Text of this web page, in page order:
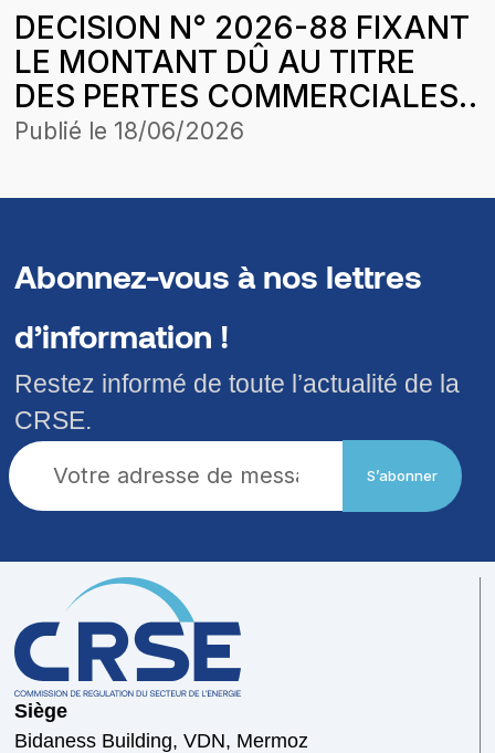
SENEGAL SUITE AUX
CESSIONS DE GASOIL SUR LA
PERIODE D’APPLICATION DE
LA STRUCTURE DES PRIX DU
DECISION N° 2026-88 FIXANT
LE MONTANT DÛ AU TITRE
DES PERTES COMMERCIALES
SUBIES PAR LA SOCIETE ORYX
CESSIONS DE GAZ BUTANE
D’APPLICATION DE LA
STRUCTURE DES PRIX DU 28
MARS 2026
Publié le 18/06/2026
Abonnez-vous à nos lettres
d’information !
Restez informé de toute l’actualité de la
CRSE.
S’abonner
Siège
Bidaness Building, VDN, Mermoz